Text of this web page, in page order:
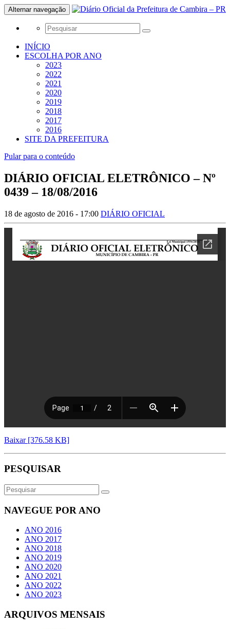
Alternar navegação
INÍCIO
ESCOLHA POR ANO
2023
2022
2021
2020
2019
2018
2017
2016
SITE DA PREFEITURA
Pular para o conteúdo
DIÁRIO OFICIAL ELETRÔNICO – Nº
0439 – 18/08/2016
18 de agosto de 2016 - 17:00 DIÁRIO OFICIAL
Baixar [376.58 KB]
PESQUISAR
NAVEGUE POR ANO
ANO 2016
ANO 2017
ANO 2018
ANO 2019
ANO 2020
ANO 2021
ANO 2022
ANO 2023
ARQUIVOS MENSAIS